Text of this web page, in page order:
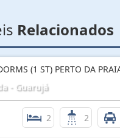
Relacionados
(1 ST) PERTO DA
- Guarujá
2 2